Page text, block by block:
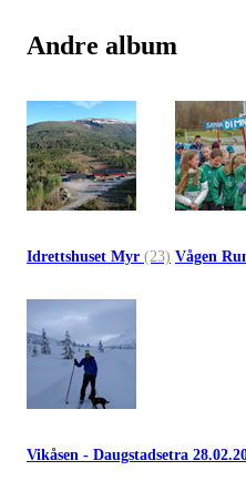
Andre album
Idrettshuset Myr (23) Vågen
Vikåsen - Daugstadsetra